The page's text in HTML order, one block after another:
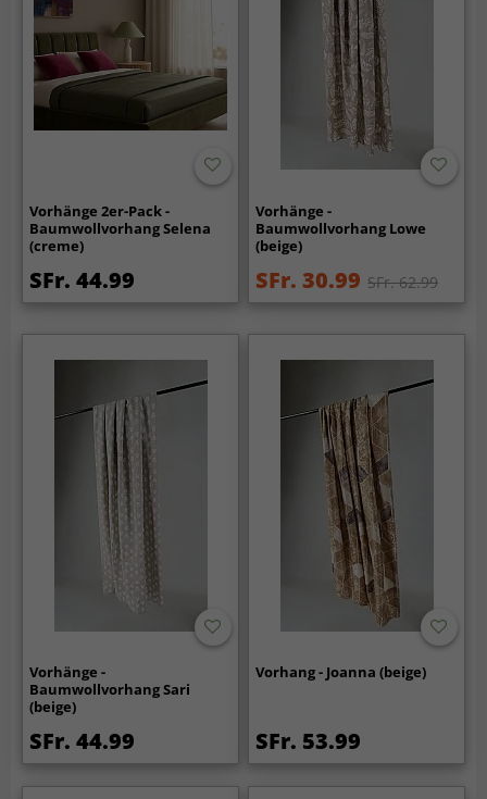
Vorhänge 2er-Pack -
Baumwollvorhang Selena
(creme)
SFr. 44.99
Vorhänge -
Baumwollvorhang Lowe
(beige)
SFr. 30.99 SFr. 62.99
Vorhänge -
Baumwollvorhang Sari
(beige)
SFr. 44.99
Vorhang - Joanna (beige)
SFr. 53.99